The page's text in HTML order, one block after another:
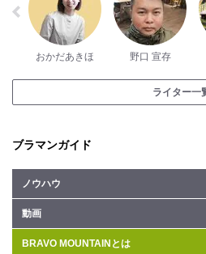
おかだあきほ 野口 宣存
ライター一
ブラマンガイド
ノウハウ
動画
BRAVO MOUNTAINとは